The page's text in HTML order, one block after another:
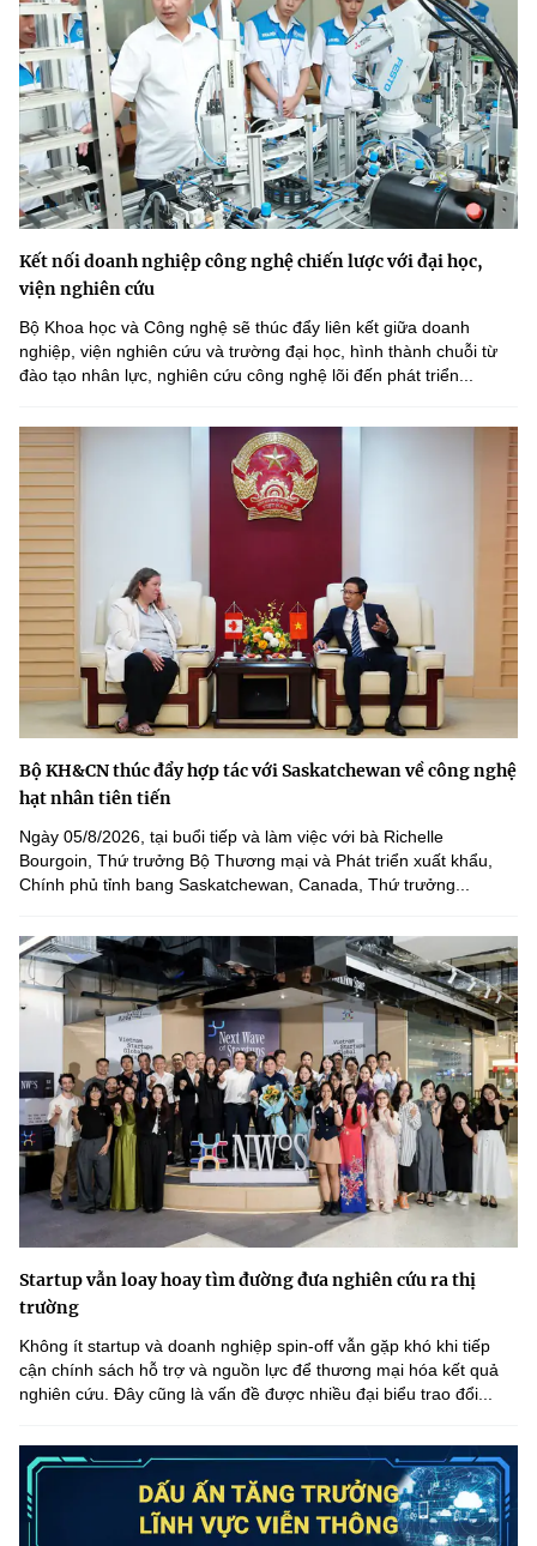
Kết nối doanh nghiệp công nghệ chiến lược với đại học,
viện nghiên cứu
Bộ Khoa học và Công nghệ sẽ thúc đẩy liên kết giữa doanh
nghiệp, viện nghiên cứu và trường đại học, hình thành chuỗi từ
đào tạo nhân lực, nghiên cứu công nghệ lõi đến phát triển...
Bộ KH&CN thúc đẩy hợp tác với Saskatchewan về công nghệ
hạt nhân tiên tiến
Ngày 05/8/2026, tại buổi tiếp và làm việc với bà Richelle
Bourgoin, Thứ trưởng Bộ Thương mại và Phát triển xuất khẩu,
Chính phủ tỉnh bang Saskatchewan, Canada, Thứ trưởng...
Startup vẫn loay hoay tìm đường đưa nghiên cứu ra thị
trường
Không ít startup và doanh nghiệp spin-off vẫn gặp khó khi tiếp
cận chính sách hỗ trợ và nguồn lực để thương mại hóa kết quả
nghiên cứu. Đây cũng là vấn đề được nhiều đại biểu trao đổi...